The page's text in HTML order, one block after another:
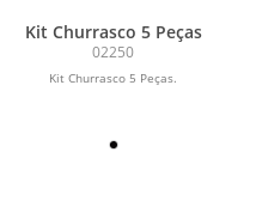
Kit Churrasco 5 Peças
02250
Kit Churrasco 5 Peças.